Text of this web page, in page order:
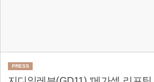
PRESS